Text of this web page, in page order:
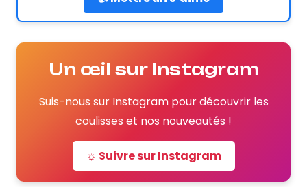
Un œil sur Instagram
Suis-nous sur Instagram pour découvrir les
coulisses et nos nouveautés !
☼ Suivre sur Instagram